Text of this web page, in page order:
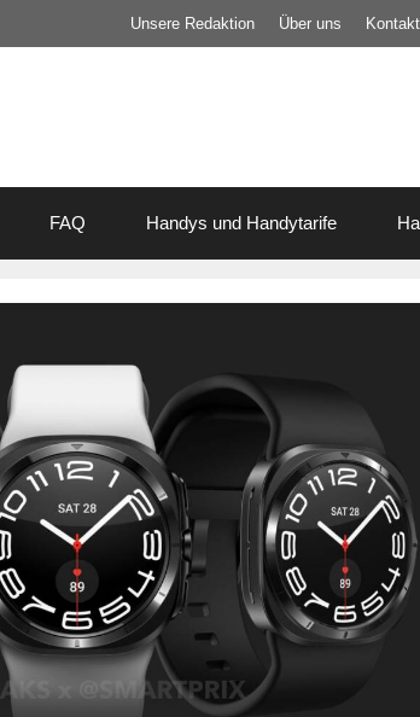
Unsere Redaktion Über uns Kontakt
FAQ Handys und Handytarife